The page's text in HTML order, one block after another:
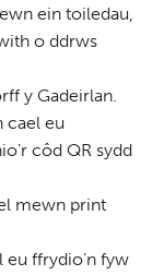
ein toiledau,
o ddrws
y Gadeirlan.
cael eu
côd QR sydd
mewn print
eu ffrydio’n fyw